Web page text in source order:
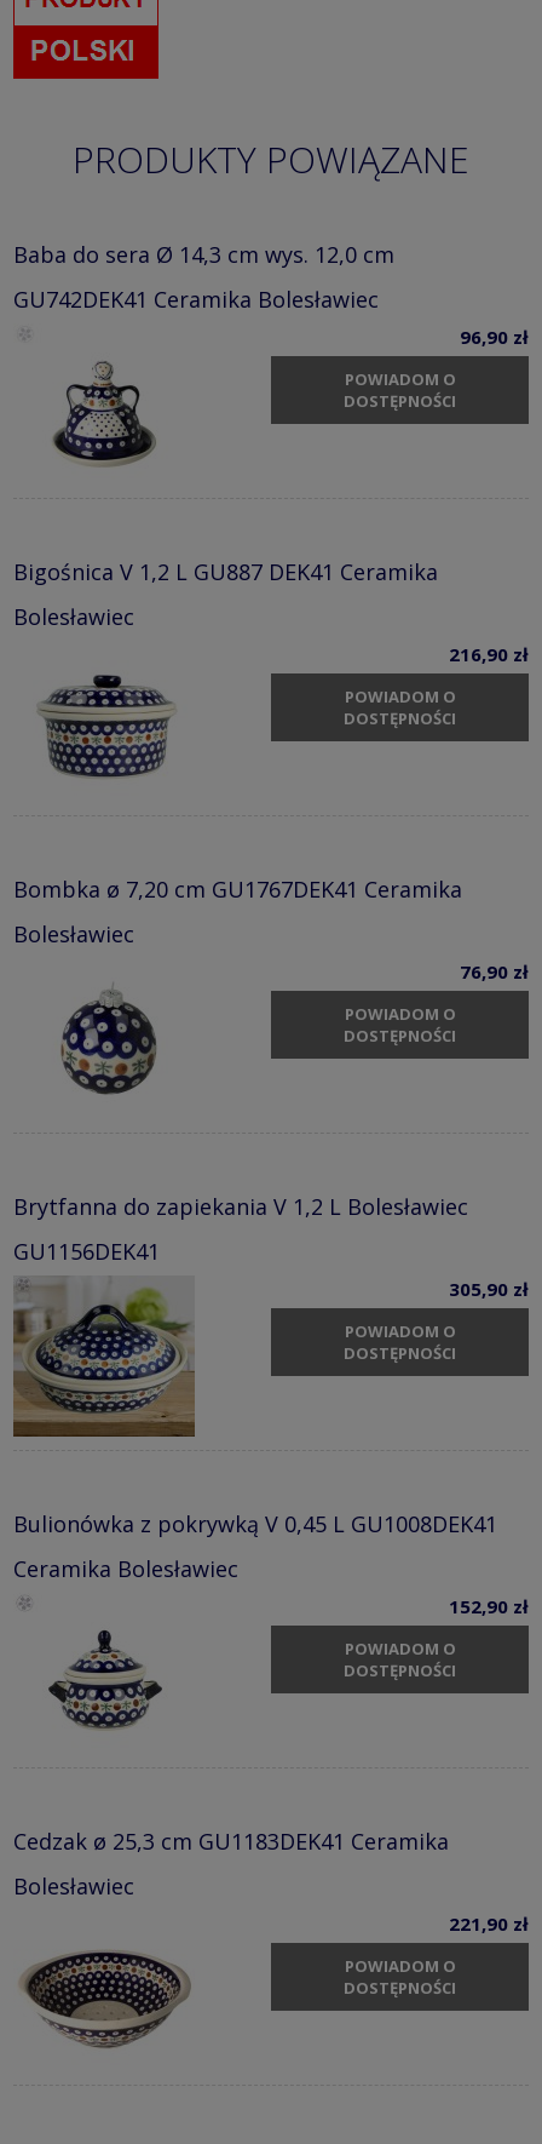
PRODUKTY POWIĄZANE
Baba do sera Ø 14,3 cm wys. 12,0 cm
GU742DEK41 Ceramika Bolesławiec
96,90 zł
POWIADOM O
DOSTĘPNOŚCI
Bigośnica V 1,2 L GU887 DEK41 Ceramika
Bolesławiec
216,90 zł
POWIADOM O
DOSTĘPNOŚCI
Bombka ø 7,20 cm GU1767DEK41 Ceramika
Bolesławiec
76,90 zł
POWIADOM O
DOSTĘPNOŚCI
Brytfanna do zapiekania V 1,2 L Bolesławiec
GU1156DEK41
305,90 zł
POWIADOM O
DOSTĘPNOŚCI
Bulionówka z pokrywką V 0,45 L GU1008DEK41
Ceramika Bolesławiec
152,90 zł
POWIADOM O
DOSTĘPNOŚCI
Cedzak ø 25,3 cm GU1183DEK41 Ceramika
Bolesławiec
221,90 zł
POWIADOM O
DOSTĘPNOŚCI